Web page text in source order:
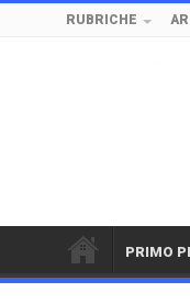
RUBRICHE
PRIMO